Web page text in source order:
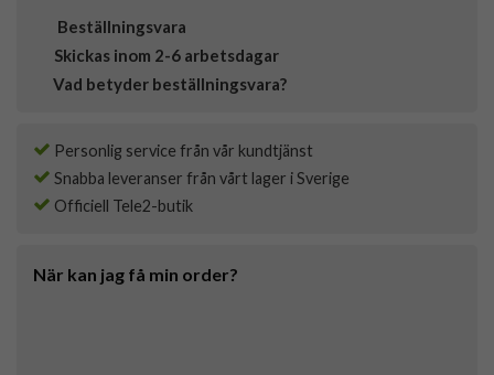
Beställningsvara
Skickas inom 2-6 arbetsdagar
Vad betyder beställningsvara?
Personlig service från vår kundtjänst
Snabba leveranser från vårt lager i Sverige
Officiell Tele2-butik
När kan jag få min order?